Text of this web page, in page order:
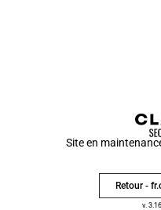
Site en
Retour -
v.